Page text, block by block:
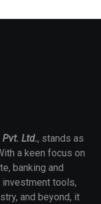
Pvt. Ltd., stands as
a keen focus on
banking and
investment tools,
and beyond, it